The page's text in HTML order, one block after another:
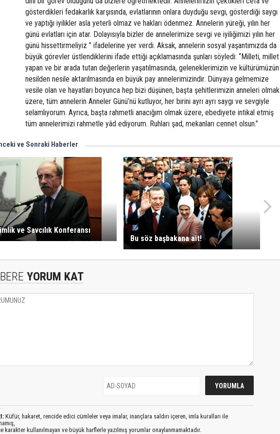
gösterdikleri fedakarlık karşısında, evlatlarının onlara duyduğu sevgi, gösterdiği saygı
ve yaptığı iyilikler asla yeterli olmaz ve hakları ödenmez. Annelerin yüreği, yılın her
günü evlatları için atar. Dolayısıyla bizler de annelerimize sevgi ve iyiliğimizi yılın her
günü hissettirmeliyiz ” ifadelerine yer verdi. Aksak, annelerin sosyal yaşantımızda da
büyük görevler üstlendiklerini ifade ettiği açıklamasında şunları söyledi: “Milleti, millet
yapan ve bir arada tutan değerlerin yaşatılmasında, geleneklerimizin ve kültürümüzün
nesilden nesile aktarılmasında en büyük pay annelerimizindir. Dünyaya gelmemize
vesile olan ve hayatları boyunca hep bizi düşünen, başta şehitlerimizin anneleri olmak
üzere, tüm annelerin Anneler Günü’nü kutluyor, her birini ayrı ayrı saygı ve sevgiyle
selamlıyorum. Ayrıca, başta rahmetli anacığım olmak üzere, ebediyete intikal etmiş
tüm annelerimizi rahmetle yâd ediyorum. Ruhları şad, mekanları cennet olsun.”
ve Sonraki Haberler
ve Savcılık Konferansı
Bu söz başbakana ait!
YORUM KAT
Küfür, hakaret, rencide edici cümleler veya imalar, inançlara saldırı içeren, imla kuralları ile
karakter kullanılmayan ve büyük harflerle yazılmış yorumlar onaylanmamaktadır.